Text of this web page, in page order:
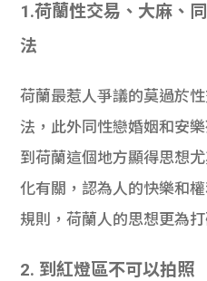
1.荷蘭性交易、大麻、
法
荷蘭最惹人爭議的莫過於
法，此外同性戀婚姻和安
到荷蘭這個地方顯得思想
化有關，認為人的快樂和
規則，荷蘭人的思想更為打
2. 到紅燈區不可以拍照